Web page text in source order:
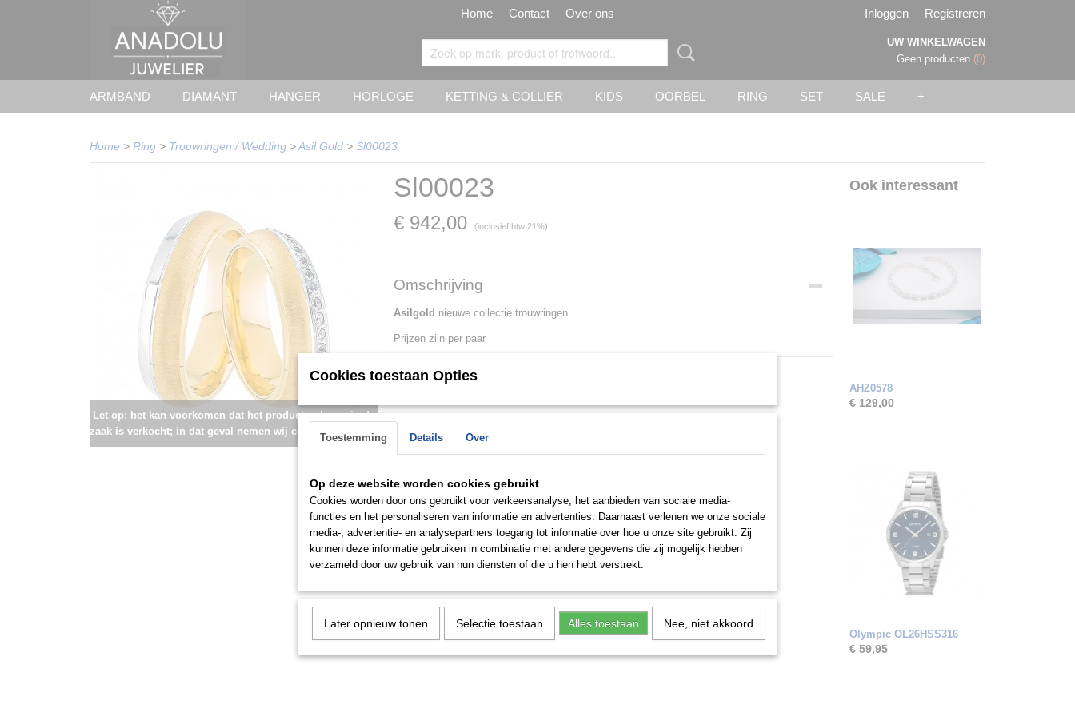
Home Contact Over ons Inloggen Registreren
UW WINKELWAGEN
Geen producten (0)
ARMBAND DIAMANT HANGER HORLOGE KETTING & COLLIER KIDS OORBEL RING SET SALE +
Home > Ring > Trouwringen / Wedding >Asil Gold > Sl00023
Let op: het kan voorkomen dat het product onlangs in de
zaak is verkocht; in dat geval nemen wij contact met u op.
Sl00023
€ 942,00 (inclusief btw 21%)
Omschrijving
Asilgold nieuwe collectie trouwringen
Prijzen zijn per paar
Ook interessant
AHZ0578
€ 129,00
Olympic OL26HSS316
€ 59,95
Cookies toestaan Opties
Toestemming Details Over
Op deze website worden cookies gebruikt
Cookies worden door ons gebruikt voor verkeersanalyse, het aanbieden van sociale media-
functies en het personaliseren van informatie en advertenties. Daarnaast verlenen we onze sociale
media-, advertentie- en analysepartners toegang tot informatie over hoe u onze site gebruikt. Zij
kunnen deze informatie gebruiken in combinatie met andere gegevens die zij mogelijk hebben
verzameld door uw gebruik van hun diensten of die u hen hebt verstrekt.
Later opnieuw tonen Selectie toestaan Alles toestaan Nee, niet akkoord